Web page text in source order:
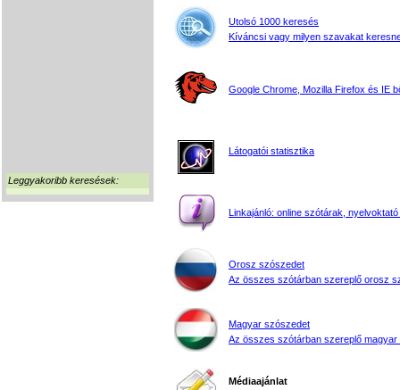
Leggyakoribb keresések:
Utolsó 1000 keresés
Kíváncsi vagy milyen szavakat
Google Chrome, Mozilla Firefox és IE
Látogatói statisztika
Linkajánló: online szótárak, nyelvoktató
Orosz szószedet
Az összes szótárban szereplő orosz
Magyar szószedet
Az összes szótárban szereplő magyar
Médiaajánlat